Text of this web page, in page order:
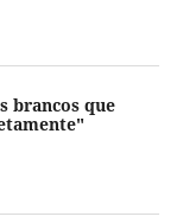
brancos que